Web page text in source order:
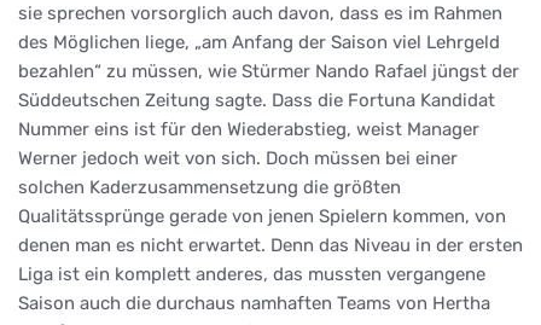
sie sprechen vorsorglich auch davon, dass es im Rahmen
des Möglichen liege, „am Anfang der Saison viel Lehrgeld
bezahlen“ zu müssen, wie Stürmer Nando Rafael jüngst der
Süddeutschen Zeitung sagte. Dass die Fortuna Kandidat
Nummer eins ist für den Wiederabstieg, weist Manager
Werner jedoch weit von sich. Doch müssen bei einer
solchen Kaderzusammensetzung die größten
Qualitätssprünge gerade von jenen Spielern kommen, von
denen man es nicht erwartet. Denn das Niveau in der ersten
Liga ist ein komplett anderes, das mussten vergangene
Saison auch die durchaus namhaften Teams von Hertha